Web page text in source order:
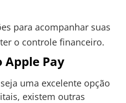
para acompanhar suas
o controle financeiro.
Pay
seja uma excelente opção
existem outras